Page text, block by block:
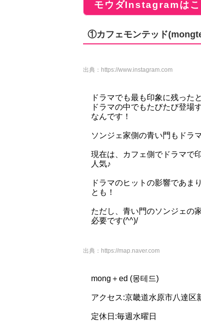
モウダInstagramはこ
①カフェモンテッド
出典： https://www.instagram.com
ドラマでも最も印象に残った
ドラマの中でもたびたび登場
なんです！
ソンジェ家側の青い門もドラ
現在は、カフェ側でドラマで
人気♪
ドラマのヒットの影響であま
とも！
ただし、青い門のソンジェの
必要です(^^)/
出典： https://map.naver.com
mong＋ed (몽테드)
アクセス:京畿道水原市八達区
定休日:毎週水曜日